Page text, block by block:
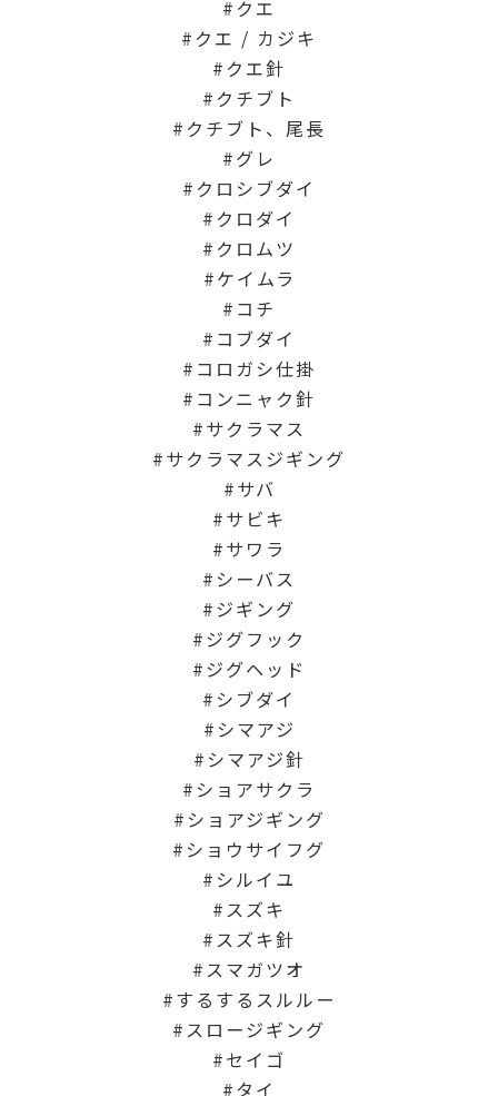
クエ
クエ / カジキ
クエ針
クチブト
クチブト、尾長
グレ
クロシブダイ
クロダイ
クロムツ
ケイムラ
コチ
コブダイ
コロガシ仕掛
コンニャク針
サクラマス
サクラマスジギング
サバ
サビキ
サワラ
シーバス
ジギング
ジグフック
ジグヘッド
シブダイ
シマアジ
シマアジ針
ショアサクラ
ショアジギング
ショウサイフグ
シルイユ
スズキ
スズキ針
スマガツオ
するするスルルー
スロージギング
セイゴ
タイ